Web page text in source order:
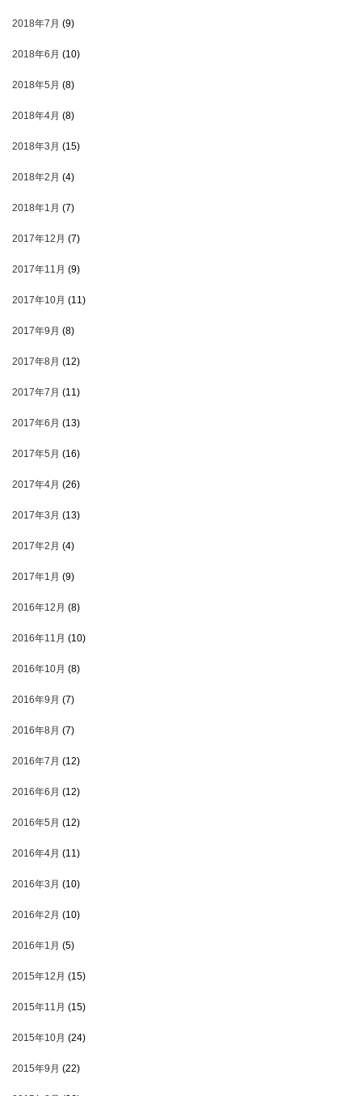
2018年7月 (9)
2018年6月 (10)
2018年5月 (8)
2018年4月 (8)
2018年3月 (15)
2018年2月 (4)
2018年1月 (7)
2017年12月 (7)
2017年11月 (9)
2017年10月 (11)
2017年9月 (8)
2017年8月 (12)
2017年7月 (11)
2017年6月 (13)
2017年5月 (16)
2017年4月 (26)
2017年3月 (13)
2017年2月 (4)
2017年1月 (9)
2016年12月 (8)
2016年11月 (10)
2016年10月 (8)
2016年9月 (7)
2016年8月 (7)
2016年7月 (12)
2016年6月 (12)
2016年5月 (12)
2016年4月 (11)
2016年3月 (10)
2016年2月 (10)
2016年1月 (5)
2015年12月 (15)
2015年11月 (15)
2015年10月 (24)
2015年9月 (22)